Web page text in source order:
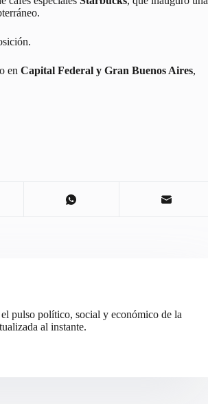
en Capital Federal y Gran Buenos Aires,
pulso político, social y económico de la
al instante.